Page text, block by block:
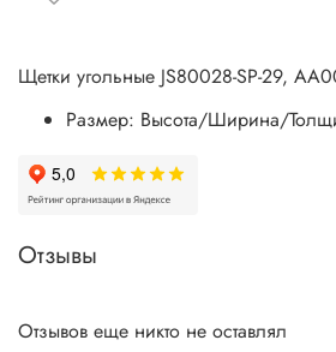
Щетки угольные JS80028-SP-29,
Размер: Высота/Ширина/
Отзывы
Отзывов еще никто не оставлял